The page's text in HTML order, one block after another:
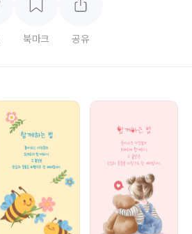
북마크 공유